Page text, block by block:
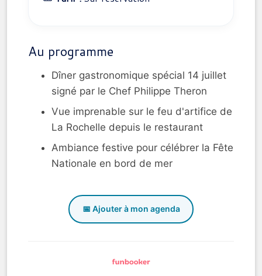
Au programme
Dîner gastronomique spécial 14 juillet
signé par le Chef Philippe Theron
Vue imprenable sur le feu d'artifice de
La Rochelle depuis le restaurant
Ambiance festive pour célébrer la Fête
Nationale en bord de mer
📅 Ajouter à mon agenda